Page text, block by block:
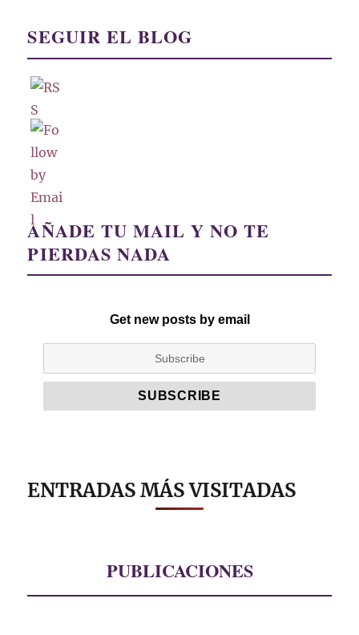
SEGUIR EL BLOG
AÑADE TU MAIL Y NO TE
PIERDAS NADA
Get new posts by email
ENTRADAS MÁS VISITADAS
PUBLICACIONES